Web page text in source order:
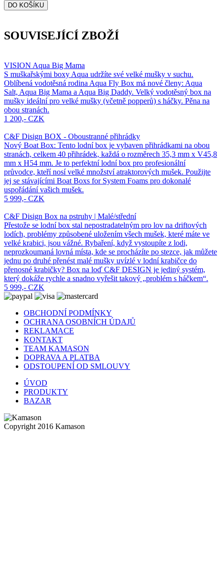
DO KOŠÍKU
SOUVISEJÍCÍ ZBOŽÍ
VISION Aqua Big Mama
S muškařskými boxy Aqua udržíte své velké mušky v suchu.
Oblíbená vodotěsná rodina Aqua Fly Box má nové členy: Aqua
Salt, Aqua Big Mama a Aqua Big Daddy. Velký vodotěsný box na
mušky ideální pro velké mušky (včetně popperů) s háčky. Pěna na
obou stranách.
1 200,- CZK
C&F Disign BOX - Oboustranné přihrádky
Nový Boat Box: Tento lodní box je vybaven přihrádkami na obou
stranách, celkem 40 přihrádek, každá o rozměrech 35,3 mm x V45,8
mm x H54 mm. Je to perfektní lodní box pro profesionální
průvodce, kteří nosí velké množství atraktorových mušek. Použijte
jej se stávajícími Boat Boxs for System Foams pro dokonalé
uspořádání vašich mušek.
5 999,- CZK
C&F Disign Box na pstruhy | Malé/střední
Přestože se lodní box stal nepostradatelným pro lov na driftových
lodích, problémy způsobené uložením všech mušek, které máte ve
velké krabici, jsou vážné. Rybaření, když vystoupíte z lodi,
neprozkoumaná lovná místa, kde se procházíte po stezce, jak můžete
jednu po druhé přenést malé mušky uvízlé v lodní krabičce do
přenosné krabičky? Box na loď C&F DESIGN je jediný systém,
který dokáže rychle a snadno vyřešit takový „problém s háčkem“.
5 999,- CZK
OBCHODNÍ PODMÍNKY
OCHRANA OSOBNÍCH ÚDAJŮ
REKLAMACE
KONTAKT
TEAM KAMASON
DOPRAVA A PLATBA
ODSTOUPENÍ OD SMLOUVY
ÚVOD
PRODUKTY
BAZAR
Copyright 2016 Kamason